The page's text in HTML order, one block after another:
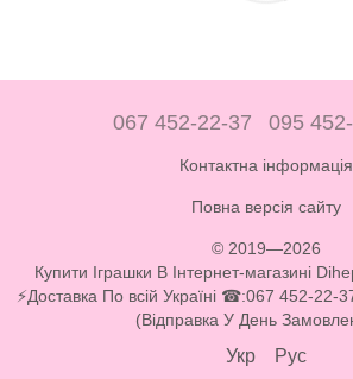
067 452-22-37 095
Контактна інформація
Повна версія сайту
© 2019—2026
Купити Іграшки В Інтернет-магазині
⚡Доставка По всій Україні ☎:067 452-
(Відправка У День
Укр Рус